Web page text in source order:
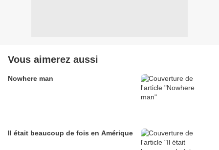
Vous aimerez aussi
Nowhere man
Il était beaucoup de fois en Amérique